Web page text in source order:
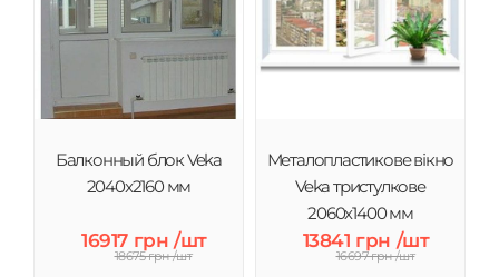
Балконный блок Veka
2040x2160 мм
16917 грн /шт
18675 грн /шт
Металопластикове вікно
Veka тристулкове
2060х1400 мм
13841 грн /шт
16697 грн /шт